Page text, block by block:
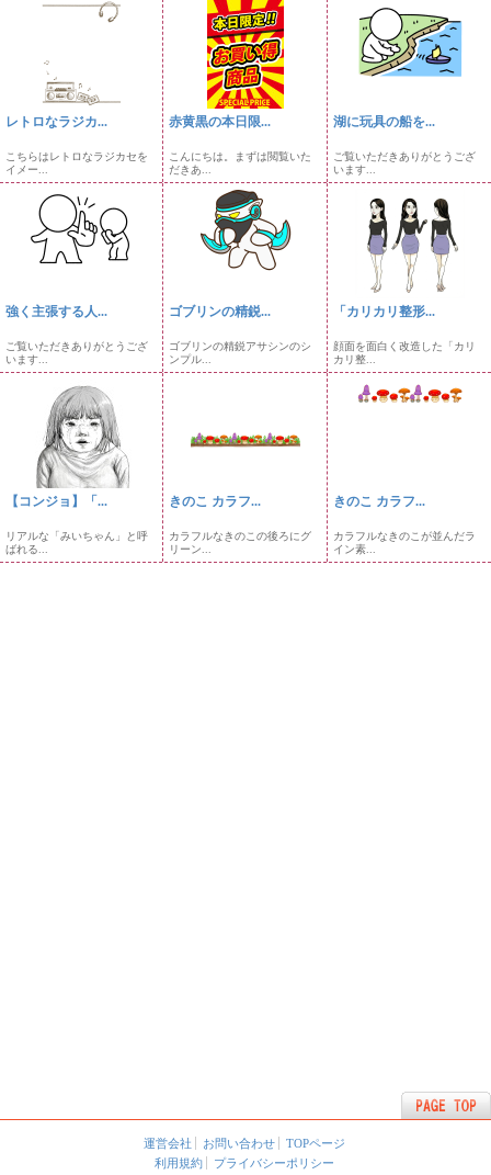
レトロなラジカ...
こちらはレトロなラジカセを
イメー...
赤黄黒の本日限...
こんにちは。まずは閲覧いた
だきあ...
湖に玩具の船を...
ご覧いただきありがとうござ
います...
強く主張する人...
ご覧いただきありがとうござ
います...
ゴブリンの精鋭...
ゴブリンの精鋭アサシンのシ
ンプル...
「カリカリ整形...
顔面を面白く改造した「カリ
カリ整...
【コンジョ】「...
リアルな「みいちゃん」と呼
ばれる...
きのこ カラフ...
カラフルなきのこの後ろにグ
リーン...
きのこ カラフ...
カラフルなきのこが並んだラ
イン素...
運営会社 お問い合わせ
TOPページ
利用規約
プライバシーポリシー